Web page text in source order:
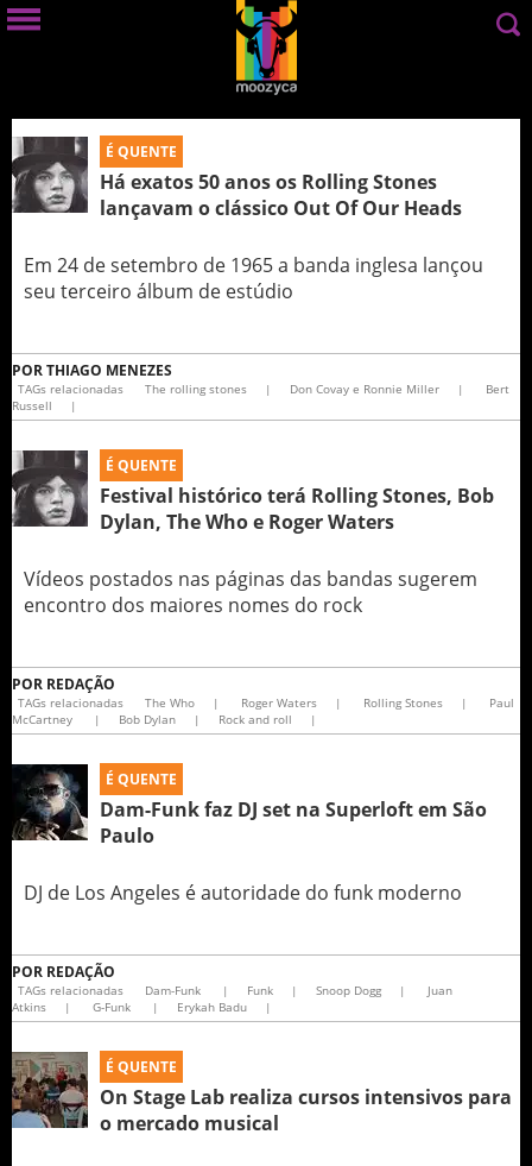
É QUENTE
Há exatos 50 anos os Rolling Stones
lançavam o clássico Out Of Our Heads
Em 24 de setembro de 1965 a banda inglesa lançou
seu terceiro álbum de estúdio
PORTHIAGO MENEZES
TAGs relacionadas The rolling stones | Don Covay e Ronnie Miller |
Bert
Russell
|
É QUENTE
Festival histórico terá Rolling Stones, Bob
Dylan, The Who e Roger Waters
Vídeos postados nas páginas das bandas sugerem
encontro dos maiores nomes do rock
POR REDAÇÃO
TAGs relacionadas The Who | Roger Waters | Rolling Stones |
Paul
McCartney
| Bob Dylan | Rock and roll |
É QUENTE
Dam-Funk faz DJ set na Superloft em São
Paulo
DJ de Los Angeles é autoridade do funk moderno
POR REDAÇÃO
TAGs relacionadas Dam-Funk | Funk | Snoop Dogg |
Juan
Atkins
| G-Funk | Erykah Badu |
É QUENTE
On Stage Lab realiza cursos intensivos para
o mercado musical